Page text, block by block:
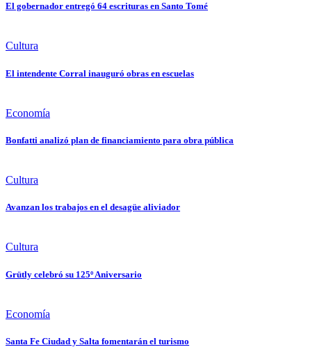
El gobernador entregó 64 escrituras en Santo Tomé
Cultura
El intendente Corral inauguró obras en escuelas
Economía
Bonfatti analizó plan de financiamiento para obra pública
Cultura
Avanzan los trabajos en el desagüe aliviador
Cultura
Grütly celebró su 125º Aniversario
Economía
Santa Fe Ciudad y Salta fomentarán el turismo